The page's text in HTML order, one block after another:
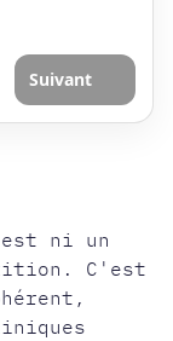
Suivant
ni un
C'est